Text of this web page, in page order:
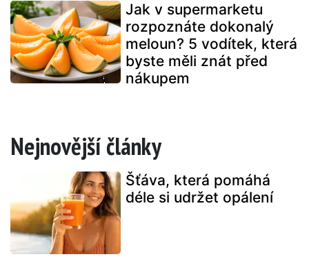
Jak v supermarketu
rozpoznáte dokonalý
meloun? 5 vodítek, která
byste měli znát před
nákupem
Nejnovější články
Šťáva, která pomáhá
déle si udržet opálení